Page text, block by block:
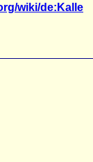
wiki/de:Kalle